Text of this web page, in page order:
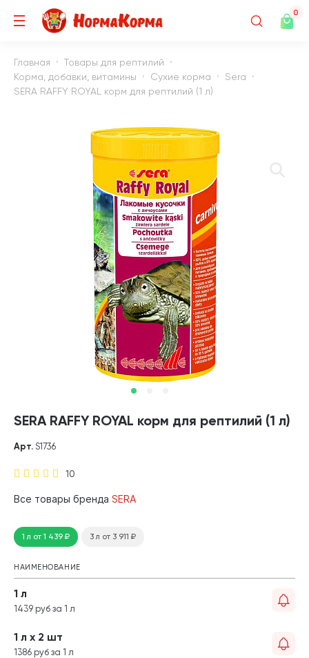
0
Главная
Товары для рептилий
Корма, добавки, витамины
Сухие корма
Sera
SERA RAFFY ROYAL корм для рептилий (1 л)
SERA RAFFY ROYAL корм для рептилий (1 л)
10
Арт. S1736
Все товары бренда SERA
1 л от 1 439₽ 3 л от 3 911 ₽
НАИМЕНОВАНИЕ
1 л
1439 руб за 1 л
1 л х 2 шт
1386 руб за 1 л